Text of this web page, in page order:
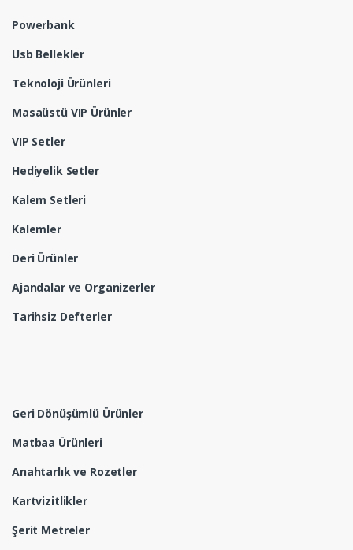
Powerbank
Usb Bellekler
Teknoloji Ürünleri
Masaüstü VIP Ürünler
VIP Setler
Hediyelik Setler
Kalem Setleri
Kalemler
Deri Ürünler
Ajandalar ve Organizerler
Tarihsiz Defterler
Geri Dönüşümlü Ürünler
Matbaa Ürünleri
Anahtarlık ve Rozetler
Kartvizitlikler
Şerit Metreler